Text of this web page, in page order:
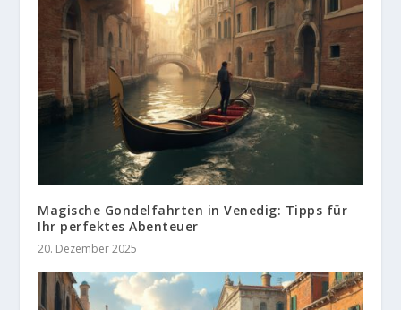
Magische Gondelfahrten in Venedig: Tipps für
Ihr perfektes Abenteuer
20. Dezember 2025